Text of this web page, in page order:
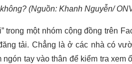
không? (Nguồn: Khanh Nguyễn/
trong một nhóm cộng đồng trên
tải. Chẳng là ở các nhà có
tay vào thân để kiểm tra